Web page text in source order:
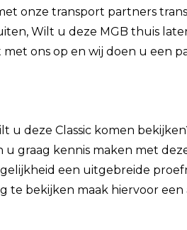
onze transport partners
Wilt u deze MGB thuis
ons op en wij doen u een
u deze Classic komen
u graag kennis maken met
een uitgebreide
te bekijken maak hiervoor een